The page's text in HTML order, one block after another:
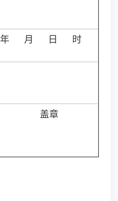
年 月 日 时
盖章